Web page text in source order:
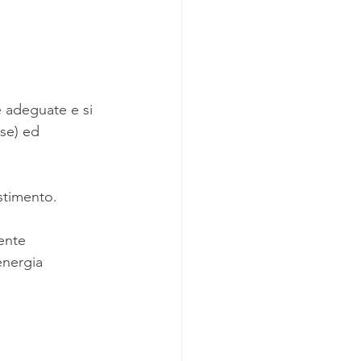
e si
ed